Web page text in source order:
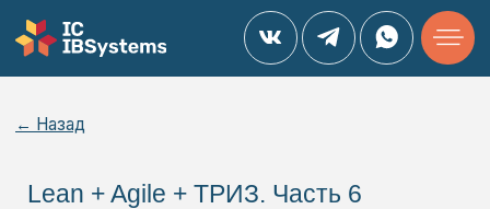
Lean + Agile + ТРИЗ. Часть 6